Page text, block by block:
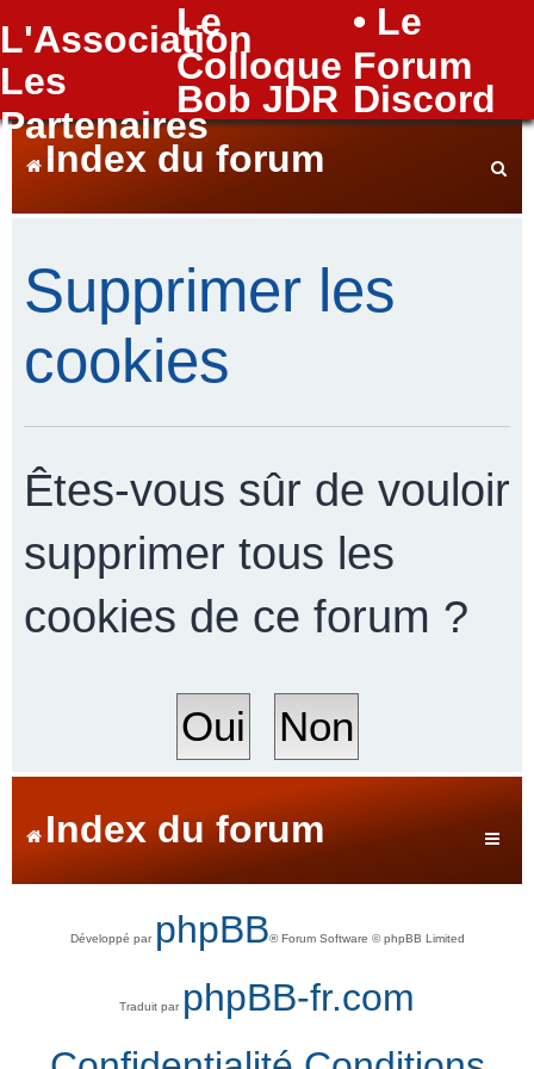
L'Association
Le
Colloque
• Le
Forum
Les
Partenaires
Bob JDR Discord
FAQ
Index du forum
h
h
e
Supprimer les
cookies
Êtes-vous sûr de vouloir
supprimer tous les
cookies de ce forum ?
Index du forum
Développé par phpBB® Forum Software © phpBB Limited
Traduit par phpBB-fr.com